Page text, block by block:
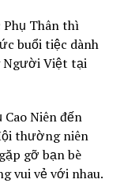
Phụ Thân thì
buổi tiệc dành
Người Việt tại
Niên đến
thường niên
gỡ bạn bè
vui vẻ với nhau.